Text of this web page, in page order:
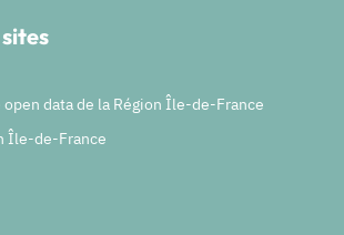
data de la Région Île-de-France
Île-de-France